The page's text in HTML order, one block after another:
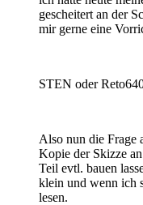
gescheitert an der
mir gerne eine
STEN oder
Also nun die Frage
Kopie der Skizze
Teil evtl. bauen
klein und wenn ich
lesen.